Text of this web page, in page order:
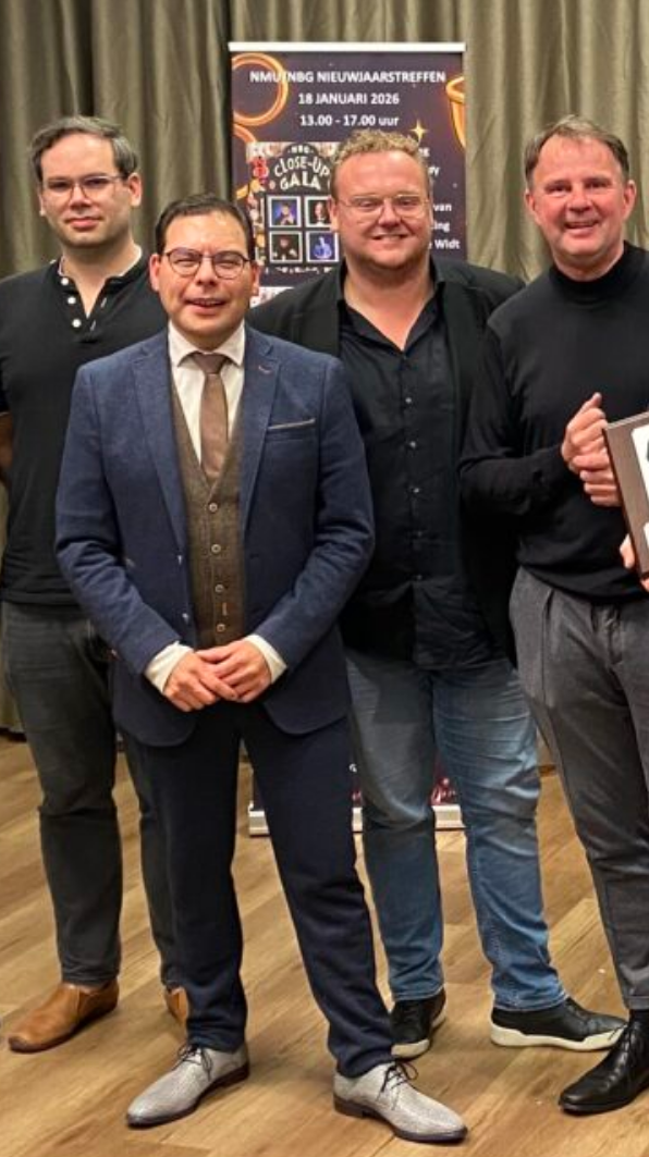
Categories
Clubkampioenschap
Gouden Speld
NBG
NMU
Tags
Goochelclub
HADEbeker
Hadé
Junioren
Kampioenschap
NBG
Nederlandsche Bond van Goochelaars
NMU
Wedstrijd